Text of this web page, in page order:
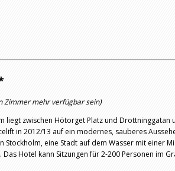
Zimmer mehr verfügbar sein)
liegt zwischen Hötorget Platz und Drottninggatan
in 2012/13 auf ein modernes, sauberes
Stockholm, eine Stadt auf dem Wasser mit einer
Hotel kann Sitzungen für 2-200 Personen im